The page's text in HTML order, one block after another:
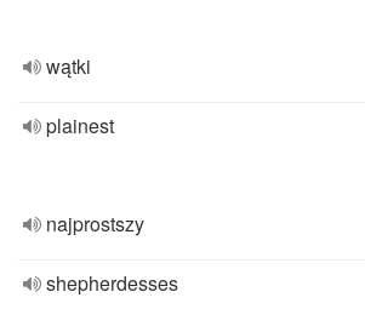
wątki
plainest
najprostszy
shepherdesses